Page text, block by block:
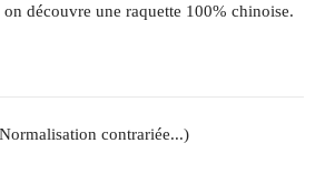
découvre une raquette 100% chinoise.
contrariée...)